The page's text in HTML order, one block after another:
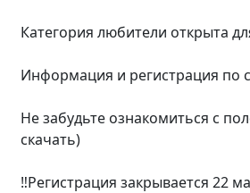
Категория любители открыта
Информация и регистрация по
Не забудьте ознакомиться с
скачать)
‼️Регистрация закрывается 22